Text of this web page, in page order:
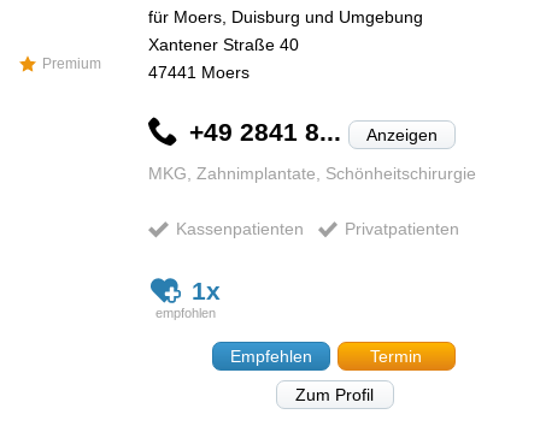
Premium
für Moers, Duisburg und Umgebung
Xantener Straße 40
47441 Moers
+49 2841 8... Anzeigen
MKG, Zahnimplantate, Schönheitschirurgie
Kassenpatienten Privatpatienten
1x
Empfehlen
Termin
Zum Profil